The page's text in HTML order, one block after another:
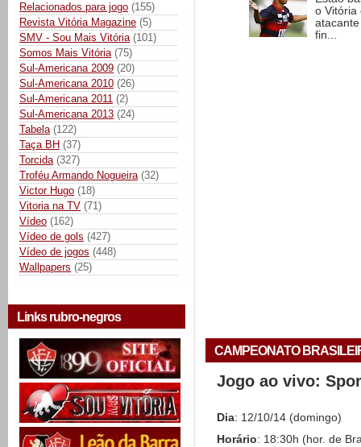
Relacionados para jogo (155)
Revista Vitória Magazine (5)
SMV - Sou Mais Vitória (101)
Somos Mais Vitória (75)
Sul-Americana 2009 (20)
Sul-Americana 2010 (26)
Sul-Americana 2011 (2)
Sul-Americana 2013 (24)
Tabela (122)
Taça BH (37)
Torcida (327)
Troféu Armando Nogueira (32)
Victor Hugo (18)
Vitoria na TV (71)
Vídeo (162)
Vídeo de gols (427)
Vídeo de jogos (448)
Wallpapers (25)
Links rubro-negros
o Vitória
fin...
CAMPEONATO
Jogo ao vivo:
Dia: 12/10/14 (domingo)
Horário: 18:30h (hor. de